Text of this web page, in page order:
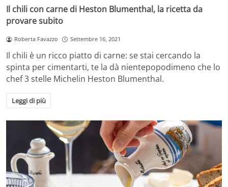
Il chili con carne di Heston Blumenthal, la ricetta da
provare subito
Roberta Favazzo Settembre 16, 2021
Il chili è un ricco piatto di carne: se stai cercando la
spinta per cimentarti, te la dà nientepopodimeno che lo
chef 3 stelle Michelin Heston Blumenthal.
Leggi di più